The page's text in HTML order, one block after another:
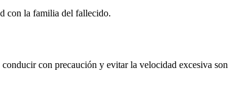
con la familia del fallecido.
con precaución y evitar la velocidad excesiva son